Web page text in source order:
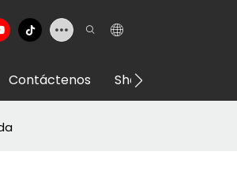
Contáctenos Showroom VR